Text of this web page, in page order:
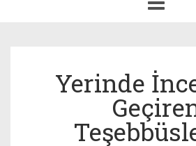
Aç
Yerinde